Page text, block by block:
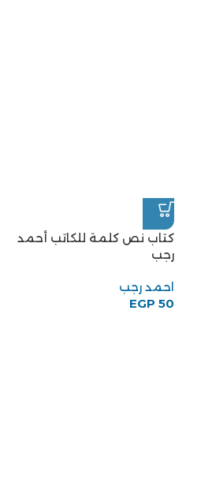
كتاب نص كلمة للكاتب أحمد
رجب
احمد رجب
EGP 50